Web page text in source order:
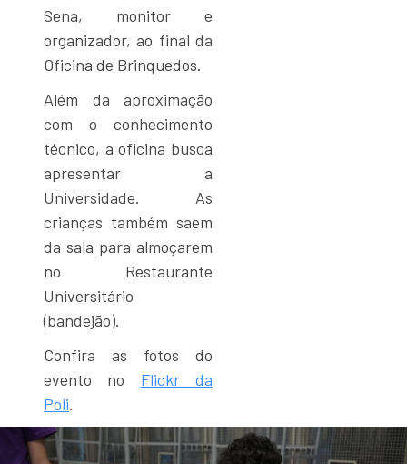
Sena, monitor e
organizador, ao final da
Oficina de Brinquedos.
Além da aproximação
com o conhecimento
técnico, a oficina busca
apresentar a
Universidade. As
crianças também saem
da sala para almoçarem
no Restaurante
Universitário
(bandejão).
Confira as fotos do
evento no Flickr da
Poli.